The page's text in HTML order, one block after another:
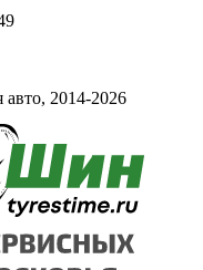
2014-2026